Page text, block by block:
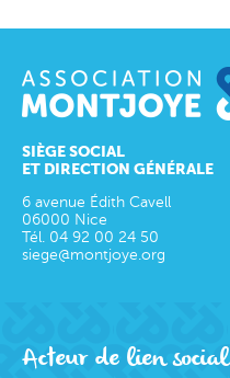
SIÈGE SOCIAL
ET DIRECTION GÉNÉRALE
6 avenue Édith Cavell
06000 Nice
Tél. 04 92 00 24 50
siege@montjoye.org
Acteur de lien social